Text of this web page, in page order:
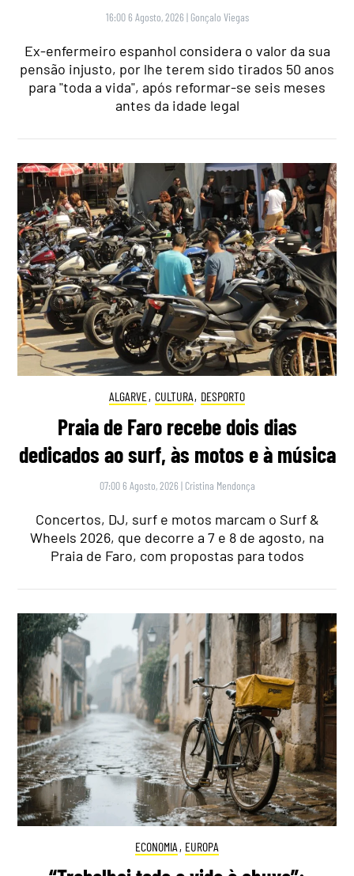
16:00 6 Agosto, 2026 | Gonçalo Viegas
Ex-enfermeiro espanhol considera o valor da sua
pensão injusto, por lhe terem sido tirados 50 anos
para "toda a vida", após reformar-se seis meses
antes da idade legal
ALGARVE, CULTURA, DESPORTO
Praia de Faro recebe dois dias
dedicados ao surf, às motos e à música
07:00 6 Agosto, 2026 | Cristina Mendonça
Concertos, DJ, surf e motos marcam o Surf &
Wheels 2026, que decorre a 7 e 8 de agosto, na
Praia de Faro, com propostas para todos
ECONOMIA , EUROPA